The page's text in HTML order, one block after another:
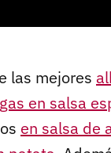
las mejores
en salsa
en salsa de